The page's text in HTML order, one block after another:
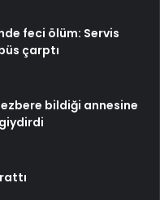
feci ölüm: Servis
çarptı
ezbere bildiği annesine